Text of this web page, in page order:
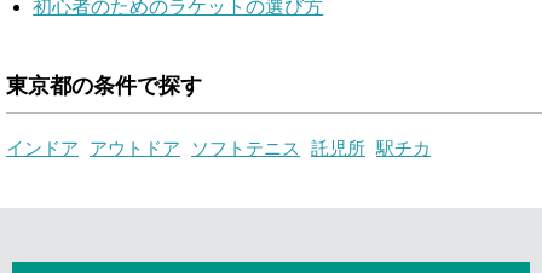
初心者のためのラケットの選び方
東京都の条件で探す
インドア アウトドア ソフトテニス 託児所 駅チカ